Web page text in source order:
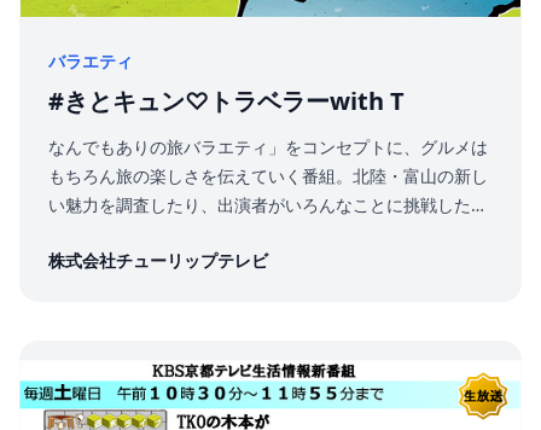
バラエティ
#きとキュン♡トラベラーwith T
なんでもありの旅バラエティ」をコンセプトに、グルメは
もちろん旅の楽しさを伝えていく番組。北陸・富山の新し
い魅力を調査したり、出演者がいろんなことに挑戦したり
株式会社チューリップテレビ